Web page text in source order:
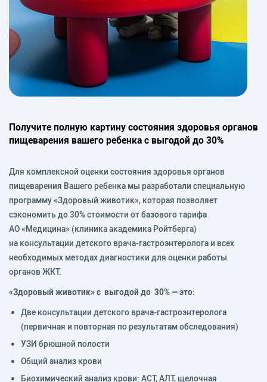
Получите полную картину состояния здоровья органов
пищеварения вашего ребенка с выгодой до 30%
Для комплексной оценки состояния здоровья органов
пищеварения Вашего ребенка мы разработали специальную
программу «Здоровый животик», которая позволяет
сэкономить до 30% стоимости от базового тарифа
АО «Медицина» (клиника академика Ройтберга)
на консультации детского врача-гастроэнтеролога и всех
необходимых методах диагностики для оценки работы
органов ЖКТ.
«Здоровый животик» с выгодой до 30% — это:
Две консультации детского врача-гастроэнтеролога
(первичная и повторная по результатам обследования)
УЗИ брюшной полости
Общий анализ крови
Биохимический анализ крови: АСТ, АЛТ, щелочная